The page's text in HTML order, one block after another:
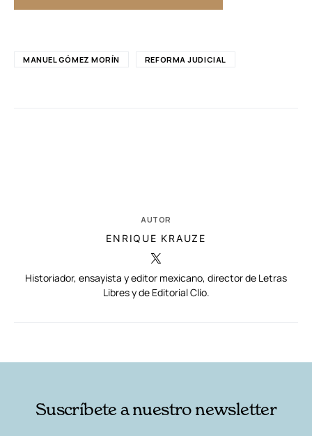
MANUEL GÓMEZ MORÍN REFORMA JUDICIAL
AUTOR
ENRIQUE KRAUZE
Historiador, ensayista y editor mexicano, director de Letras
Libres y de Editorial Clío.
Suscríbete a nuestro newsletter